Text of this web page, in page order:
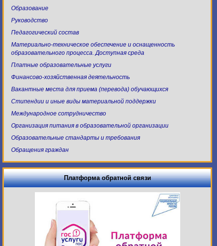
Образование
Руководство
Педагогический состав
Материально-техническое обеспечение и оснащенность
образовательного процесса. Доступная среда
Платные образовательные услуги
Финансово-хозяйственная деятельность
Вакантные места для приема (перевода) обучающихся
Стипендии и иные виды материальной поддержки
Международное сотрудничество
Организация питания в образовательной организации
Образовательные стандарты и требования
Обращения граждан
Платформа обратной связи